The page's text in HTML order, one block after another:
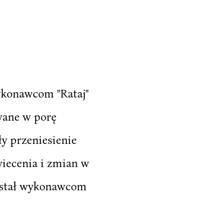
"Rataj"
w porę
przeniesienie
i zmian w
wykonawcom